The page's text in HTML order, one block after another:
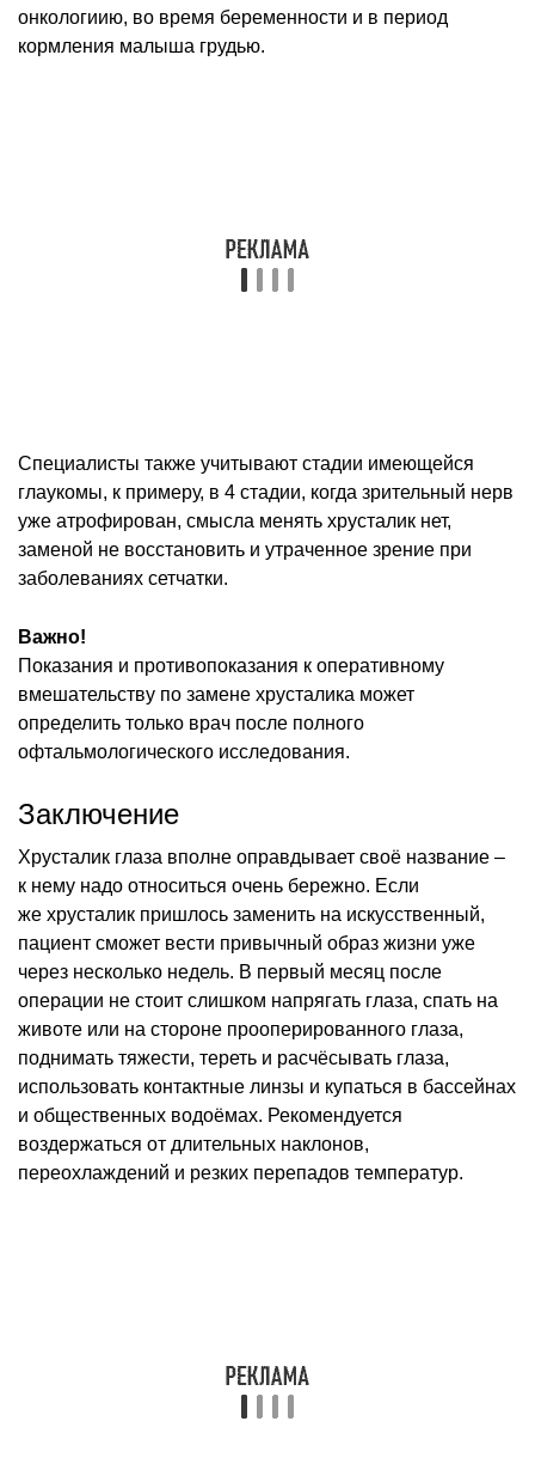
онкологиию, во время беременности и в период
кормления малыша грудью.
Специалисты также учитывают стадии имеющейся
глаукомы, к примеру, в 4 стадии, когда зрительный нерв
уже атрофирован, смысла менять хрусталик нет,
заменой не восстановить и утраченное зрение при
заболеваниях сетчатки.
Важно!
Показания и противопоказания к оперативному
вмешательству по замене хрусталика может
определить только врач после полного
офтальмологического исследования.
Заключение
Хрусталик глаза вполне оправдывает своё название –
к нему надо относиться очень бережно. Если
же хрусталик пришлось заменить на искусственный,
пациент сможет вести привычный образ жизни уже
через несколько недель. В первый месяц после
операции не стоит слишком напрягать глаза, спать на
животе или на стороне прооперированного глаза,
поднимать тяжести, тереть и расчёсывать глаза,
использовать контактные линзы и купаться в бассейнах
и общественных водоёмах. Рекомендуется
воздержаться от длительных наклонов,
переохлаждений и резких перепадов температур.